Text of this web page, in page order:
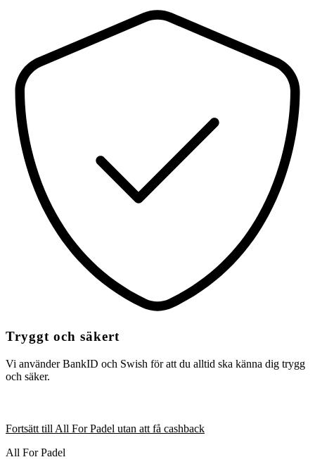
Tryggt och säkert
Vi använder BankID och Swish för att du alltid ska känna dig trygg
och säker.
Fortsätt till All For Padel utan att få cashback
All For Padel